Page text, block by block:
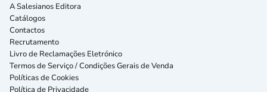
A Salesianos Editora
Catálogos
Contactos
Recrutamento
Livro de Reclamações Eletrónico
Termos de Serviço / Condições Gerais de Venda
Políticas de Cookies
Política de Privacidade